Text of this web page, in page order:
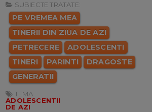
SUBIECTE TRATATE:
PE VREMEA MEA
TINERII DIN ZIUA DE AZI
PETRECERE
ADOLESCENTI
TINERI
PARINTI
DRAGOSTE
GENERATII
TEMA:
ADOLESCENTII
DE AZI